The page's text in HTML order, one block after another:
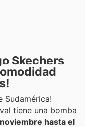
Skechers
Sudamérica!
tiene una bomba
hasta el